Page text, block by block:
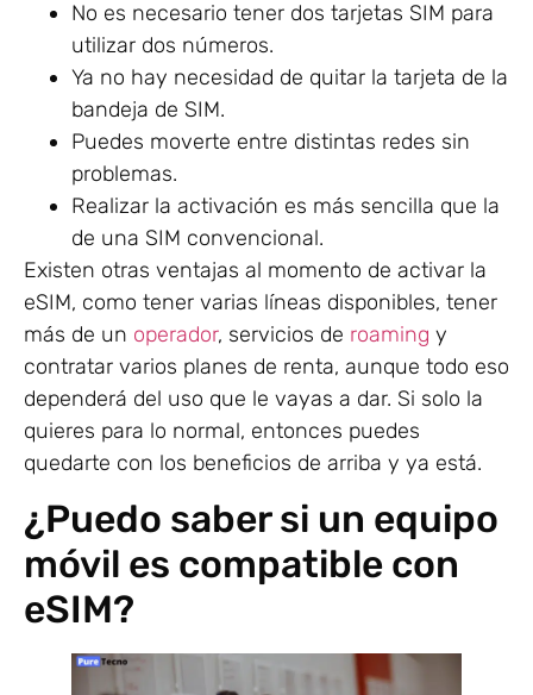
No es necesario tener dos tarjetas SIM para
utilizar dos números.
Ya no hay necesidad de quitar la tarjeta de la
bandeja de SIM.
Puedes moverte entre distintas redes sin
problemas.
Realizar la activación es más sencilla que la
de una SIM convencional.
Existen otras ventajas al momento de activar la
eSIM, como tener varias líneas disponibles, tener
más de un operador, servicios de roaming y
contratar varios planes de renta, aunque todo eso
dependerá del uso que le vayas a dar. Si solo la
quieres para lo normal, entonces puedes
quedarte con los beneficios de arriba y ya está.
¿Puedo saber si un equipo
móvil es compatible con
eSIM?